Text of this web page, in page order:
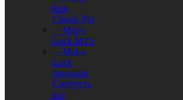
lock
Classic Pro
- Mul-t-
Lock MT5
- Mul-t-
Lock
Integrator
Смотреть
все